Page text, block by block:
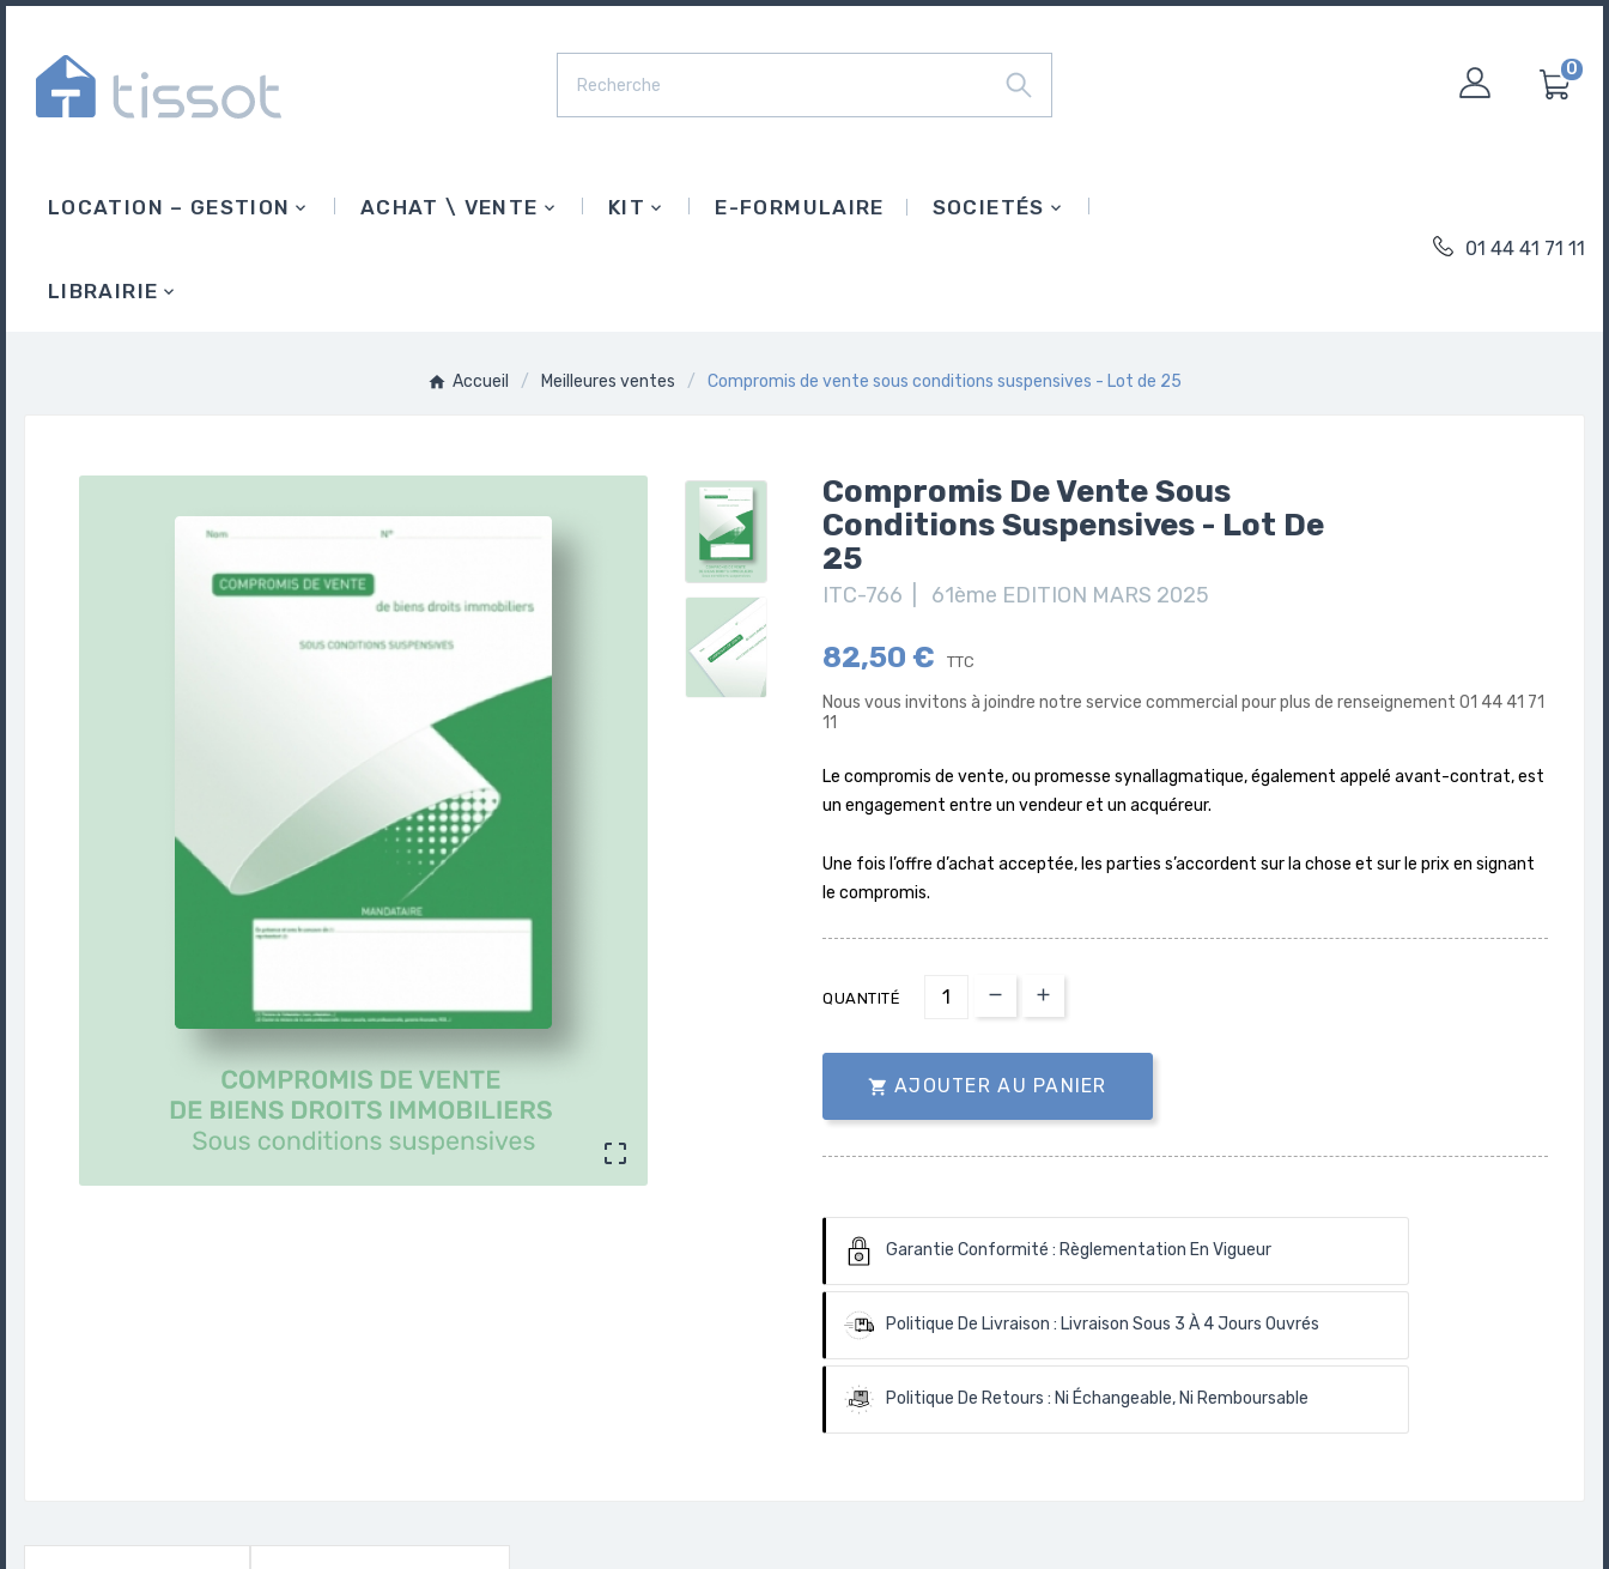
0
LOCATION – GESTION ACHAT \ VENTE KIT E-FORMULAIRE SOCIETÉS
LIBRAIRIE
01 44 41 71 11
Accueil Meilleures ventes Compromis de vente sous conditions suspensives - Lot de 25

Compromis De Vente Sous
Conditions Suspensives - Lot De
25
ITC-766 | 61ème EDITION MARS 2025
82,50 € TTC
Nous vous invitons à joindre notre service commercial pour plus de renseignement 01 44 41 71
11
Le compromis de vente, ou promesse synallagmatique, également appelé avant-contrat, est
un engagement entre un vendeur et un acquéreur.
Une fois l’offre d’achat acceptée, les parties s’accordent sur la chose et sur le prix en signant
le compromis.
QUANTITÉ
 AJOUTER AU PANIER
Garantie Conformité : Règlementation En Vigueur
Politique De Livraison : Livraison Sous 3 À 4 Jours Ouvrés
Politique De Retours : Ni Échangeable, Ni Remboursable